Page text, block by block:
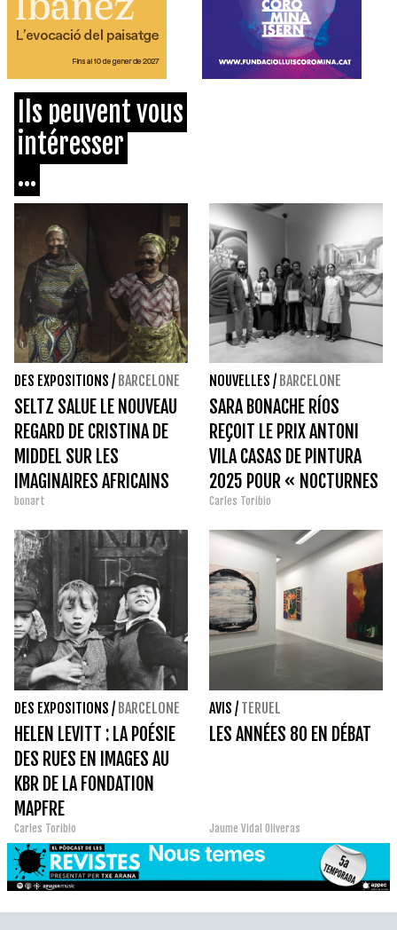
Ils peuvent vous
intéresser
...
DES EXPOSITIONS / BARCELONE
SELTZ SALUE LE NOUVEAU
REGARD DE CRISTINA DE
MIDDEL SUR LES
IMAGINAIRES AFRICAINS
bonart
NOUVELLES / BARCELONE
SARA BONACHE RÍOS
REÇOIT LE PRIX ANTONI
VILA CASAS DE PINTURA
2025 POUR « NOCTURNES
»
Carles Toribio
DES EXPOSITIONS / BARCELONE
HELEN LEVITT : LA POÉSIE
DES RUES EN IMAGES AU
KBR DE LA FONDATION
MAPFRE
Carles Toribio
AVIS / TERUEL
LES ANNÉES 80 EN DÉBAT
Jaume Vidal Oliveras